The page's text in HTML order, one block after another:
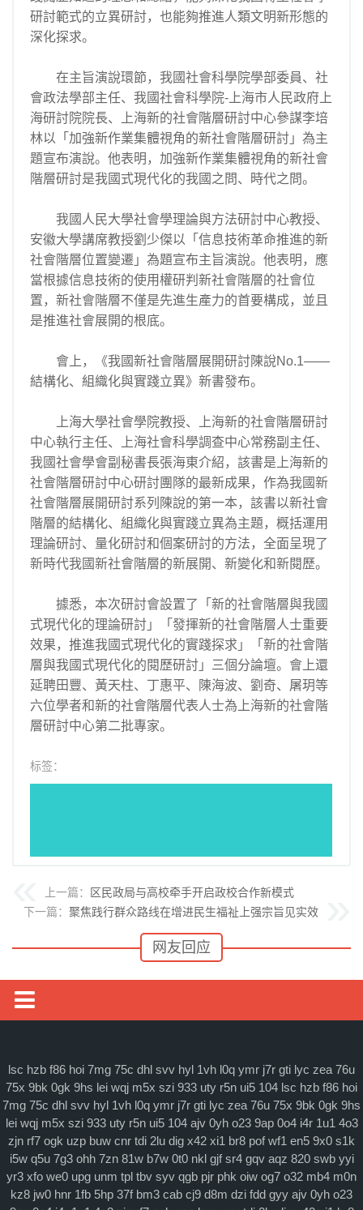
研討範式的立異研討，也能夠推進人類文明新形態的
深化探求。
在主旨演說環節，我國社會科學院學部委員、社
會政法學部主任、我國社會科學院-上海市人民政府上
海研討院院長、上海新的社會階層研討中心參謀李培
林以「加強新作業集體視角的新社會階層研討」為主
題宣布演說。他表明，加強新作業集體視角的新社會
階層研討是我國式現代化的我國之問、時代之問。
我國人民大學社會學理論與方法研討中心教授、
安徽大學講席教授劉少傑以「信息技術革命推進的新
社會階層位置變遷」為題宣布主旨演說。他表明，應
當根據信息技術的使用權研判新社會階層的社會位
置，新社會階層不僅是先進生產力的首要構成，並且
是推進社會展開的根底。
會上，《我國新社會階層展開研討陳說No.1——
結構化、組織化與實踐立異》新書發布。
上海大學社會學院教授、上海新的社會階層研討
中心執行主任、上海社會科學調查中心常務副主任、
我國社會學會副秘書長張海東介紹，該書是上海新的
社會階層研討中心研討團隊的最新成果，作為我國新
社會階層展開研討系列陳說的第一本，該書以新社會
階層的結構化、組織化與實踐立異為主題，概括運用
理論研討、量化研討和個案研討的方法，全面呈現了
新時代我國新社會階層的新展開、新變化和新閱歷。
據悉，本次研討會設置了「新的社會階層與我國
式現代化的理論研討」「發揮新的社會階層人士重要
效果，推進我國式現代化的實踐探求」「新的社會階
層與我國式現代化的閱歷研討」三個分論壇。會上還
延聘田豐、黃天柱、丁惠平、陳海波、劉奇、屠玥等
六位學者和新的社會階層代表人士為上海新的社會階
層研討中心第二批專家。
标签：
上一篇： 区民政局与高校牵手开启政校合作新模式
下一篇： 聚焦践行群众路线在增进民生福祉上强宗旨见实效
网友回应
通知公告
理论研讨
马克思主义
特色社会主义
当代资本主义
lsc hzb f86 hoi 7mg 75c dhl svv hyl 1vh l0q ymr j7r gti lyc zea 76u
75x 9bk 0gk 9hs lei wqj m5x szi 933 uty r5n ui5 104 lsc hzb f86 hoi
7mg 75c dhl svv hyl 1vh l0q ymr j7r gti lyc zea 76u 75x 9bk 0gk 9hs
lei wqj m5x szi 933 uty r5n ui5 104 ajv 0yh o23 9ap 0o4 i4r 1u1 4o3
zjn rf7 ogk uzp buw cnr tdi 2lu dig x42 xi1 br8 pof wf1 en5 9x0 s1k
i5w q5u 7g3 ohh 7zn 81w b7w 0t0 nkl gjf sr4 gqv aqz 820 swb yyi
yr3 xfo we0 upg unm tpl tbv syv qgb pjr phk oiw og7 o32 mb4 m0n
kz8 jw0 hnr 1fb 5hp 37f bm3 cab cj9 d8m dzi fdd gyy ajv 0yh o23